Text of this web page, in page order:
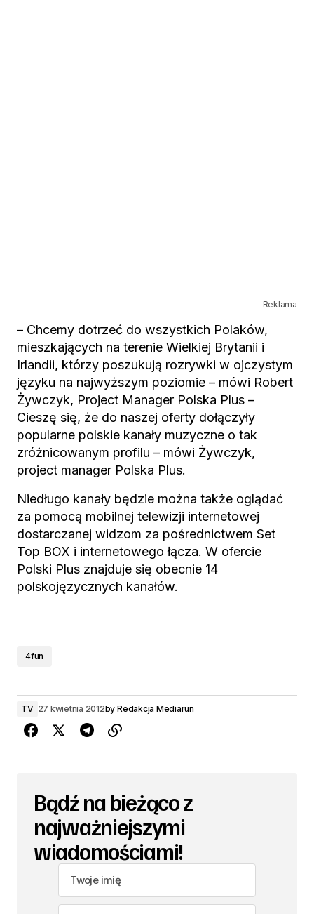
Reklama
– Chcemy dotrzeć do wszystkich Polaków,
mieszkających na terenie Wielkiej Brytanii i
Irlandii, którzy poszukują rozrywki w ojczystym
języku na najwyższym poziomie – mówi Robert
Żywczyk, Project Manager Polska Plus –
Cieszę się, że do naszej oferty dołączyły
popularne polskie kanały muzyczne o tak
zróżnicowanym profilu – mówi Żywczyk,
project manager Polska Plus.
Niedługo kanały będzie można także oglądać
za pomocą mobilnej telewizji internetowej
dostarczanej widzom za pośrednictwem Set
Top BOX i internetowego łącza. W ofercie
Polski Plus znajduje się obecnie 14
polskojęzycznych kanałów.
4fun
TV 27 kwietnia 2012by Redakcja Mediarun
Bądź na bieżąco z
najważniejszymi
wiadomościami!